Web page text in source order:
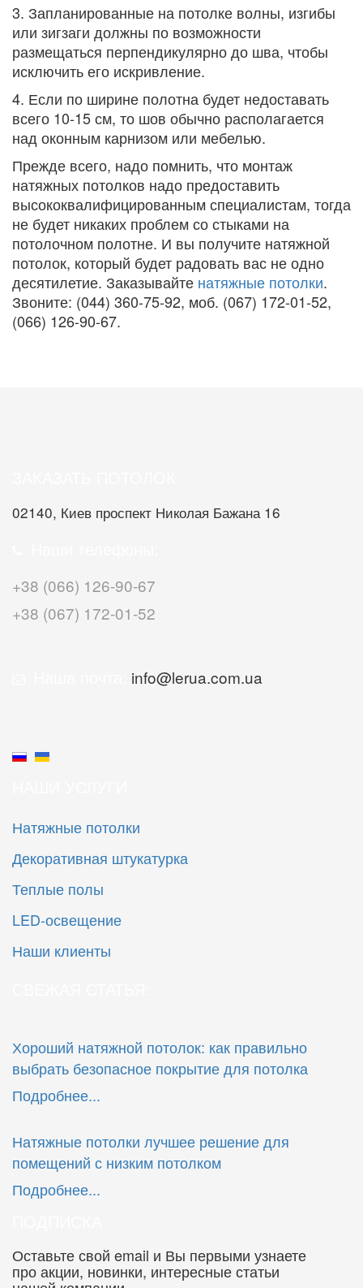
3. Запланированные на потолке волны, изгибы
или зигзаги должны по возможности
размещаться перпендикулярно до шва, чтобы
исключить его искривление.
4. Если по ширине полотна будет недоставать
всего 10-15 см, то шов обычно располагается
над оконным карнизом или мебелью.
Прежде всего, надо помнить, что монтаж
натяжных потолков надо предоставить
высококвалифицированным специалистам, тогда
не будет никаких проблем со стыками на
потолочном полотне. И вы получите натяжной
потолок, который будет радовать вас не одно
десятилетие. Заказывайте натяжные потолки.
Звоните: (044) 360-75-92, моб. (067) 172-01-52,
(066) 126-90-67.
02140, Киев проспект Николая Бажана 16
+38 (066) 126-90-67
+38 (067) 172-01-52
info@lerua.com.ua
Натяжные потолки
Декоративная штукатурка
Теплые полы
LED-освещение
Наши клиенты
Хороший натяжной потолок: как правильно
выбрать безопасное покрытие для потолка
Подробнее...
Натяжные потолки лучшее решение для
помещений с низким потолком
Подробнее...
Оставьте свой email и Вы первыми узнаете
про акции, новинки, интересные статьи